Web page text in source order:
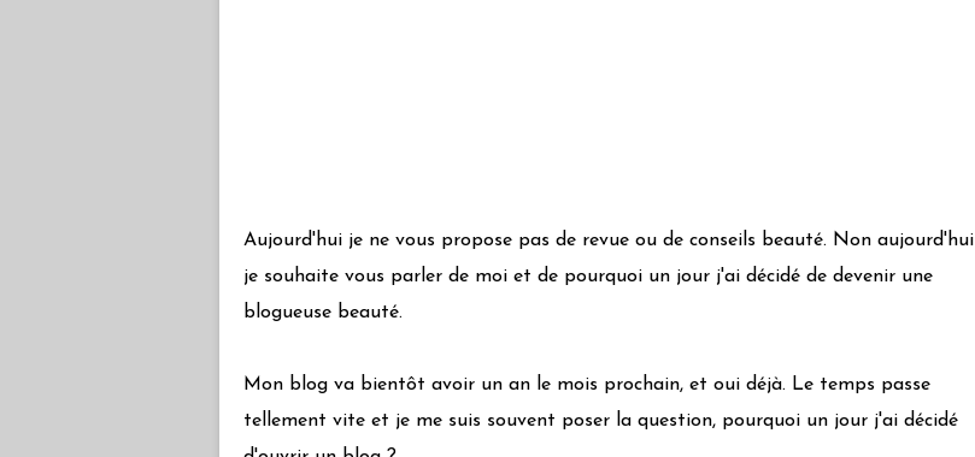
Aujourd'hui je ne vous propose pas de revue ou de conseils beauté. Non aujourd'hui
je souhaite vous parler de moi et de pourquoi un jour j'ai décidé de devenir une
blogueuse beauté.
Mon blog va bientôt avoir un an le mois prochain, et oui déjà. Le temps passe
tellement vite et je me suis souvent poser la question, pourquoi un jour j'ai décidé